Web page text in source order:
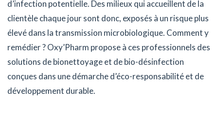
d’infection potentielle. Des milieux qui accueillent de la
clientèle chaque jour sont donc, exposés à un risque plus
élevé dans la transmission microbiologique. Comment y
remédier ? Oxy’Pharm propose à ces professionnels des
solutions de bionettoyage et de bio-désinfection
conçues dans une démarche d’éco-responsabilité et de
développement durable.